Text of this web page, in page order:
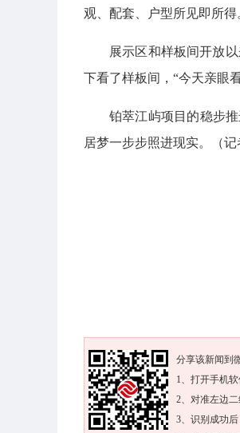
观、配套、户型所见即所得
展示区和样板间开放
下看了样板间，“今天亲眼
铂萃江屿项目的稳步
居梦一步步照进现实。（记
分享该新闻到
1、打开手机软
2、对准左边
3、识别成功